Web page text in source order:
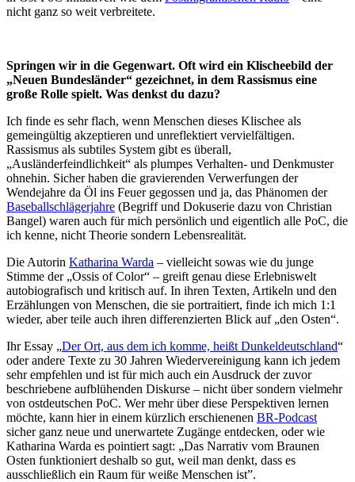
nicht ganz so weit verbreitete.
Springen wir in die Gegenwart. Oft wird ein Klischeebild der
„Neuen Bundesländer“ gezeichnet, in dem Rassismus eine
große Rolle spielt. Was denkst du dazu?
Ich finde es sehr flach, wenn Menschen dieses Klischee als
gemeingültig akzeptieren und unreflektiert vervielfältigen.
Rassismus als subtiles System gibt es überall,
„Ausländerfeindlichkeit“ als plumpes Verhalten- und Denkmuster
ohnehin. Sicher haben die gravierenden Verwerfungen der
Wendejahre da Öl ins Feuer gegossen und ja, das Phänomen der
Baseballschlägerjahre (Begriff und Dokuserie dazu von Christian
Bangel) waren auch für mich persönlich und eigentlich alle PoC, die
ich kenne, nicht Theorie sondern Lebensrealität.
Die Autorin Katharina Warda – vielleicht sowas wie du junge
Stimme der „Ossis of Color“ – greift genau diese Erlebniswelt
autobiografisch und kritisch auf. In ihren Texten, Artikeln und den
Erzählungen von Menschen, die sie portraitiert, finde ich mich 1:1
wieder, aber teile auch ihren differenzierten Blick auf „den Osten“.
Ihr Essay „Der Ort, aus dem ich komme, heißt Dunkeldeutschland“
oder andere Texte zu 30 Jahren Wiedervereinigung kann ich jedem
sehr empfehlen und ist für mich auch ein Ausdruck der zuvor
beschriebene aufblühenden Diskurse – nicht über sondern vielmehr
von ostdeutschen PoC. Wer mehr über diese Perspektiven lernen
möchte, kann hier in einem kürzlich erschienenen BR-Podcast
sicher ganz neue und unerwartete Zugänge entdecken, oder wie
Katharina Warda es pointiert sagt: „Das Narrativ vom Braunen
Osten funktioniert deshalb so gut, weil man denkt, dass es
ausschließlich ein Raum für weiße Menschen ist”.